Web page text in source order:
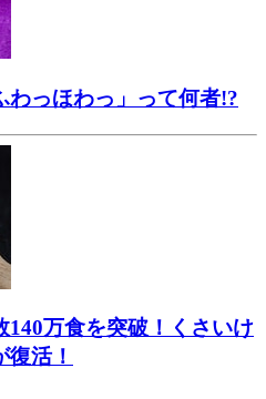
わっほわっ」って何者!?
140万食を突破！くさいけ
活！